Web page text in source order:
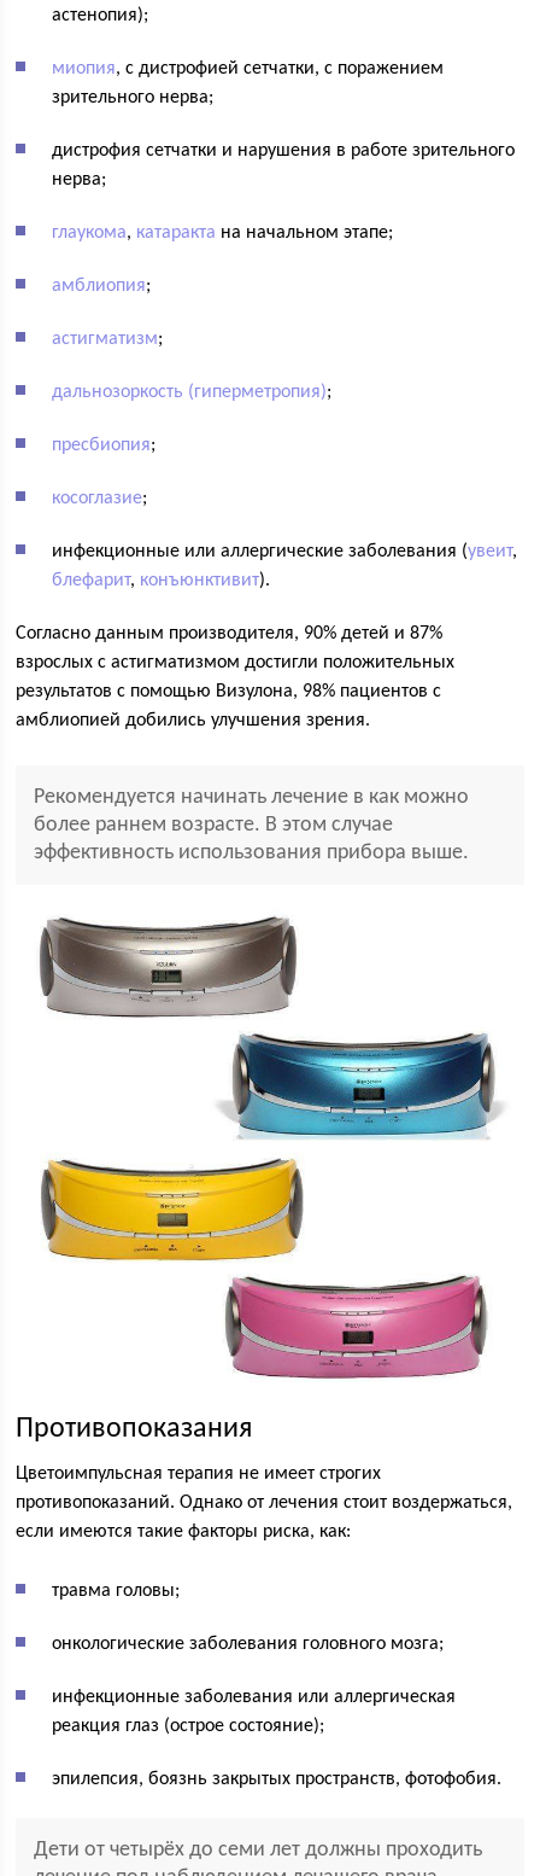
астенопия);
миопия, с дистрофией сетчатки, с поражением
зрительного нерва;
дистрофия сетчатки и нарушения в работе зрительного
нерва;
глаукома, катаракта на начальном этапе;
амблиопия;
астигматизм;
дальнозоркость (гиперметропия);
пресбиопия;
косоглазие;
инфекционные или аллергические заболевания (увеит,
блефарит, конъюнктивит).
Согласно данным производителя, 90% детей и 87%
взрослых с астигматизмом достигли положительных
результатов с помощью Визулона, 98% пациентов с
амблиопией добились улучшения зрения.
Рекомендуется начинать лечение в как можно
более раннем возрасте. В этом случае
эффективность использования прибора выше.
Противопоказания
Цветоимпульсная терапия не имеет строгих
противопоказаний. Однако от лечения стоит воздержаться,
если имеются такие факторы риска, как:
травма головы;
онкологические заболевания головного мозга;
инфекционные заболевания или аллергическая
реакция глаз (острое состояние);
эпилепсия, боязнь закрытых пространств, фотофобия.
Дети от четырёх до семи лет должны проходить